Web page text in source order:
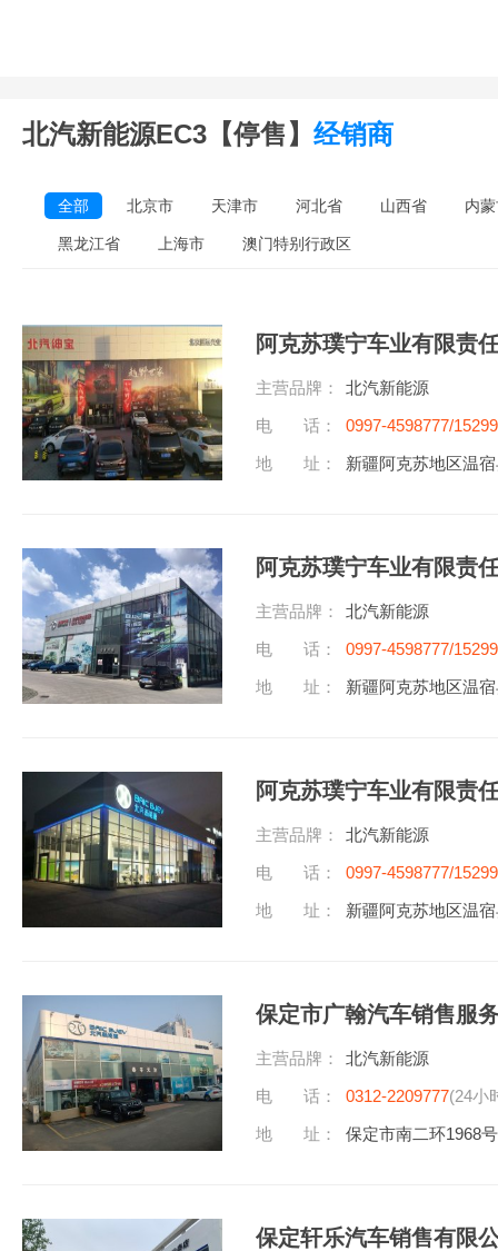
北汽新能源EC3【停售】 经销商
全部 北京市 天津市 河北省 山西省 内
黑龙江省 上海市 澳门特别行政区
阿克苏璞宁车业有限责
主营品牌：
北汽新能源
电 话：
0997-4598777/
地 址：
新疆阿克苏地区温
阿克苏璞宁车业有限责
主营品牌：
北汽新能源
电 话：
0997-4598777/
地 址：
新疆阿克苏地区温
阿克苏璞宁车业有限责
主营品牌：
北汽新能源
电 话：
0997-4598777/
地 址：
新疆阿克苏地区温
保定市广翰汽车销售服
主营品牌：
北汽新能源
电 话：
0312-2209777(24小
地 址：
保定市南二环1968
保定轩乐汽车销售有限